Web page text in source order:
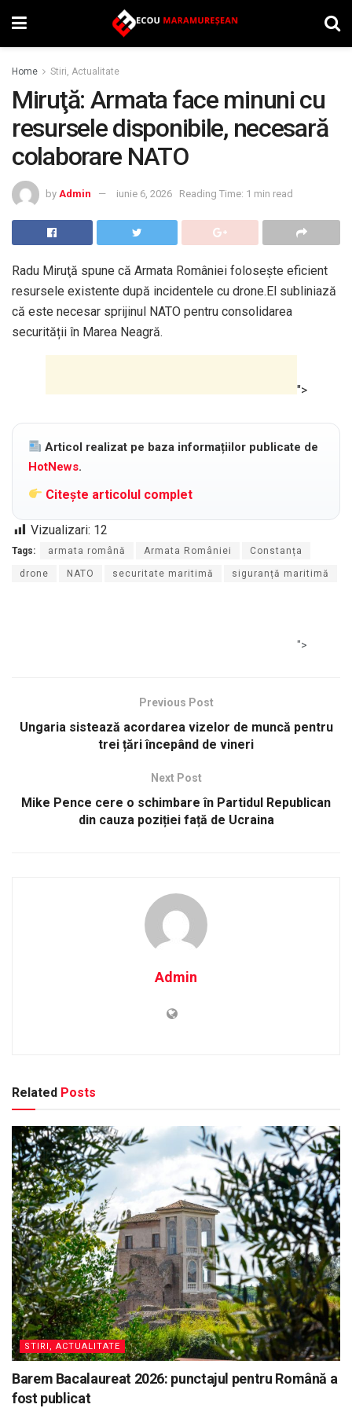
Home Stiri, Actualitate
Miruţă: Armata face minuni cu
resursele disponibile, necesară
colaborare NATO
by Admin iunie 6, 2026 Reading Time: 1 min read
Radu Miruţă spune că Armata României folosește eficient
resursele existente după incidentele cu drone.El subliniază
că este necesar sprijinul NATO pentru consolidarea
securității în Marea Neagră.
">
Articol realizat pe baza informațiilor publicate de
HotNews.
Citește articolul complet
Vizualizari: 12
Tags: armata română Armata României Constanța
drone NATO securitate maritimă siguranță maritimă
">
Previous Post
Ungaria sistează acordarea vizelor de muncă pentru
trei țări începând de vineri
Next Post
Mike Pence cere o schimbare în Partidul Republican
din cauza poziției față de Ucraina
Admin
Related Posts
STIRI, ACTUALITATE
Barem Bacalaureat 2026: punctajul pentru Română a
fost publicat